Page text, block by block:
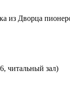
Дворца
читальный зал)